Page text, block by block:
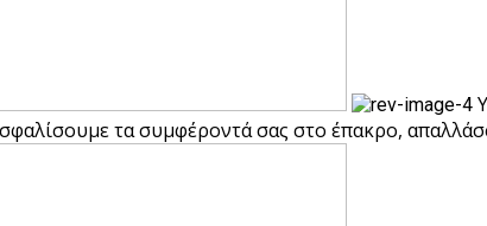
τα συμφέροντά σας στο έπακρο,